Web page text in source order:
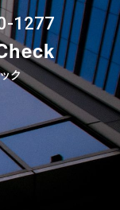
ク
1277